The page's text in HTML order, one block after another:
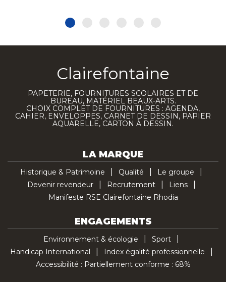
Clairefontaine
PAPETERIE, FOURNITURES SCOLAIRES ET DE
BUREAU, MATÉRIEL BEAUX-ARTS.
CHOIX COMPLET DE FOURNITURES : AGENDA,
CAHIER, ENVELOPPES, CARNET DE DESSIN, PAPIER
AQUARELLE, CARTON À DESSIN.
LA MARQUE
Historique & Patrimoine Qualité
Le groupe
Devenir revendeur
Recrutement
Liens
Manifeste RSE Clairefontaine Rhodia
ENGAGEMENTS
Environnement & écologie
Sport
Handicap International
Index égalité professionnelle
Accessibilité : Partiellement conforme : 68%